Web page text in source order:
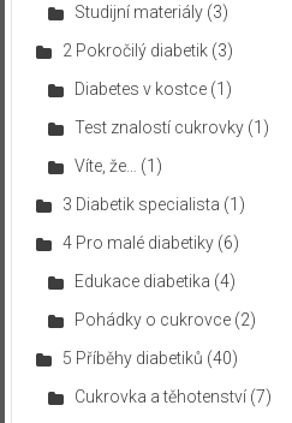
Studijní materiály(3)
2 Pokročilý diabetik(3)
Diabetes v kostce(1)
Test znalostí cukrovky(1)
Víte, že…
(1)
3 Diabetik specialista (1)
4 Pro malé diabetiky(6)
Edukace diabetika (4)
Pohádky o cukrovce(2)
5 Příběhy diabetiků (40)
Cukrovka a těhotenství(7)